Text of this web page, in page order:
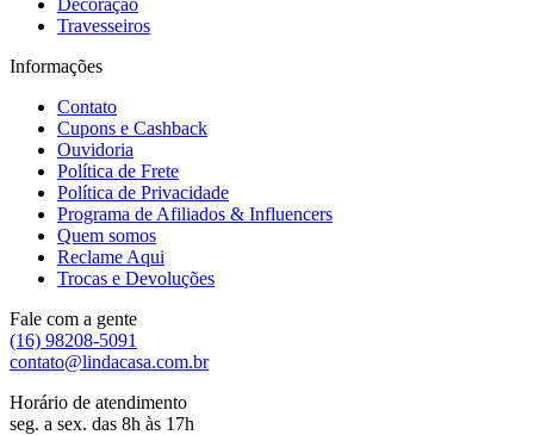
Decoração
Travesseiros
Informações
Contato
Cupons e Cashback
Ouvidoria
Política de Frete
Política de Privacidade
Programa de Afiliados & Influencers
Quem somos
Reclame Aqui
Trocas e Devoluções
Fale com a gente
(16) 98208-5091
contato@lindacasa.com.br
Horário de atendimento
seg. a sex. das 8h às 17h